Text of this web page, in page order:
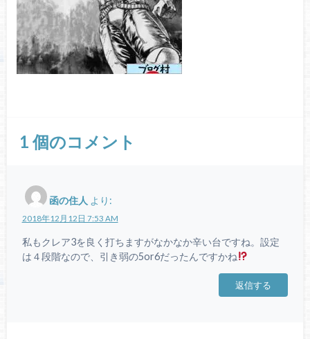
1 個のコメント
函の住人 より:
2018年12月12日 7:53 AM
私もクレア3を良く打ちますがなかなか辛い台ですね。設定
は４段階なので、引き弱の5or6だったんですかね
返信する